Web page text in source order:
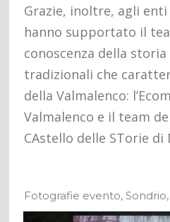
Grazie, inoltre, agli
hanno supportato il
conoscenza della
tradizionali che
della Valmalenco:
Valmalenco e il team
CAstello delle STorie di
Fotografie evento,